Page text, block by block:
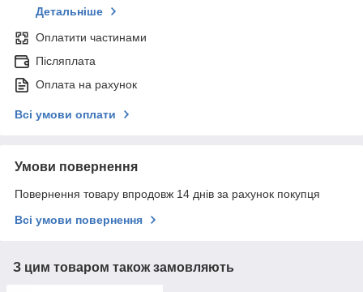
Детальніше
Оплатити частинами
Післяплата
Оплата на рахунок
Всі умови оплати
Умови повернення
Повернення товару впродовж 14 днів за рахунок покупця
Всі умови повернення
З цим товаром також замовляють